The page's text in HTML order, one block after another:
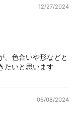
12/27/2024
、色合いや形などと
たいと思います
06/08/2024